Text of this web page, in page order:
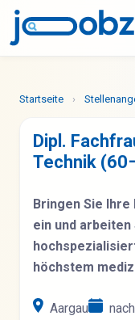
Startseite ›
Dipl.
Technik
Bringen Sie
ein und arbeiten
höchstem
Aargau